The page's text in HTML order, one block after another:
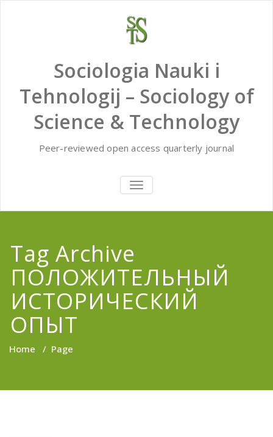
Sociologia Nauki i
Tehnologij – Sociology of
Science & Technology
Peer-reviewed open access quarterly journal
TOGGLE
NAVIGATION
Tag Archive
ПОЛОЖИТЕЛЬНЫЙ
ИСТОРИЧЕСКИЙ
ОПЫТ
Home / Page